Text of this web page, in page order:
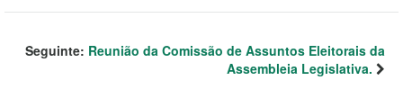
Seguinte: Reunião da Comissão de Assuntos Eleitorais da
Assembleia Legislativa.